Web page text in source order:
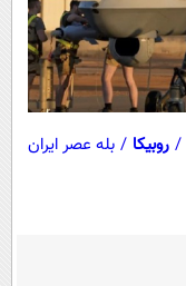
/ روبیکا / بله عصر ایران